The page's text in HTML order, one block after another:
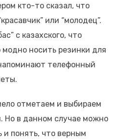
кто-то сказал, что
или “молодец”.
с казахского, что
носить резинки для
телефонный
отметаем и выбираем
Но в данном случае можно
и понять, что верным